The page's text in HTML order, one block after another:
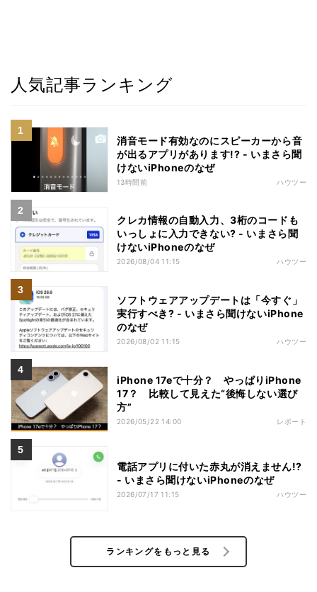
人気記事ランキング
消音モード有効なのにスピーカーから音
が出るアプリがあります!? - いまさら聞
けないiPhoneのなぜ
13時間前 ハウツー
クレカ情報の自動入力、3桁のコードも
いっしょに入力できない? - いまさら聞
けないiPhoneのなぜ
2026/08/04 11:15 ハウツー
ソフトウェアアップデートは「今すぐ」
実行すべき? - いまさら聞けないiPhone
のなぜ
2026/08/02 11:15 ハウツー
iPhone 17eで十分？ やっぱりiPhone
17？ 比較して見えた“後悔しない選び
方”
2026/05/22 14:00 レポート
電話アプリに付いた赤丸が消えません!?
- いまさら聞けないiPhoneのなぜ
2026/07/17 11:15 ハウツー
ランキングをもっと見る